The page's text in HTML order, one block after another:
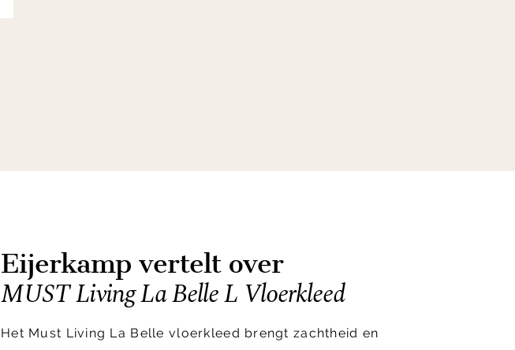
Eijerkamp vertelt over
MUST Living La Belle L Vloerkleed
Het Must Living La Belle vloerkleed brengt zachtheid en